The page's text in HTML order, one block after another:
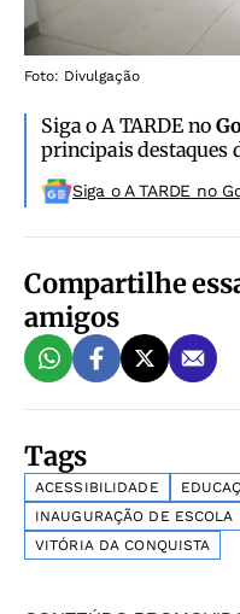
Foto: Divulgação
Siga o A TARDE no
principais destaques
Siga o A TARDE no
Compartilhe
amigos
Tags
ACESSIBILIDADE
INAUGURAÇÃO DE ESCOLA
VITÓRIA DA CONQUISTA